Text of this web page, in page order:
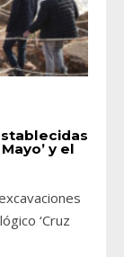
y el
‘Cruz